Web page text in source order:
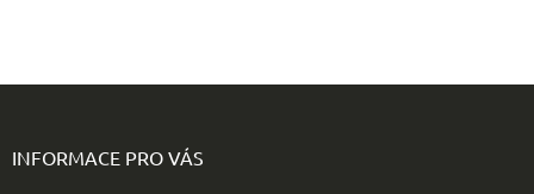
INFORMACE PRO VÁS